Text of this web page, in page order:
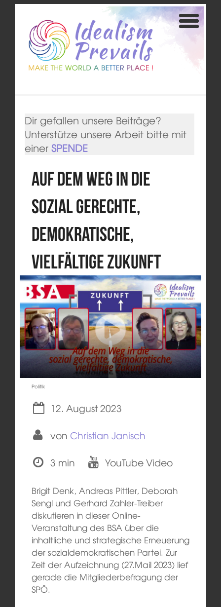
Dir gefallen unsere Beiträge?
Unterstütze unsere Arbeit bitte mit
einer SPENDE
Auf dem Weg in die
sozial gerechte,
demokratische,
vielfältige Zukunft
Politik
12. August 2023
von Christian Janisch
3 min
YouTube Video
Brigit Denk, Andreas Pittler, Deborah
Sengl und Gerhard Zahler-Treiber
diskutieren in dieser Online-
Veranstaltung des BSA über die
inhaltliche und strategische Erneuerung
der sozialdemokratischen Partei. Zur
Zeit der Aufzeichnung (27.Mail 2023) lief
gerade die Mitgliederbefragung der
SPÖ.